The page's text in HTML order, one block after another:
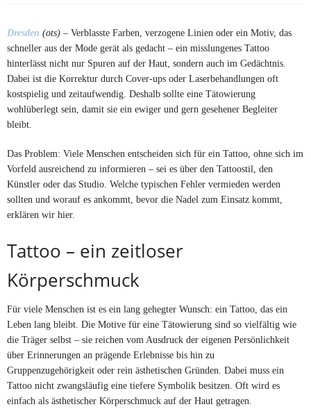
Dresden (ots) – Verblasste Farben, verzogene Linien oder ein Motiv, das
schneller aus der Mode gerät als gedacht – ein misslungenes Tattoo
hinterlässt nicht nur Spuren auf der Haut, sondern auch im Gedächtnis.
Dabei ist die Korrektur durch Cover-ups oder Laserbehandlungen oft
kostspielig und zeitaufwendig. Deshalb sollte eine Tätowierung
wohlüberlegt sein, damit sie ein ewiger und gern gesehener Begleiter
bleibt.
Das Problem: Viele Menschen entscheiden sich für ein Tattoo, ohne sich im
Vorfeld ausreichend zu informieren – sei es über den Tattoostil, den
Künstler oder das Studio. Welche typischen Fehler vermieden werden
sollten und worauf es ankommt, bevor die Nadel zum Einsatz kommt,
erklären wir hier.
Tattoo – ein zeitloser
Körperschmuck
Für viele Menschen ist es ein lang gehegter Wunsch: ein Tattoo, das ein
Leben lang bleibt. Die Motive für eine Tätowierung sind so vielfältig wie
die Träger selbst – sie reichen vom Ausdruck der eigenen Persönlichkeit
über Erinnerungen an prägende Erlebnisse bis hin zu
Gruppenzugehörigkeit oder rein ästhetischen Gründen. Dabei muss ein
Tattoo nicht zwangsläufig eine tiefere Symbolik besitzen. Oft wird es
einfach als ästhetischer Körperschmuck auf der Haut getragen.